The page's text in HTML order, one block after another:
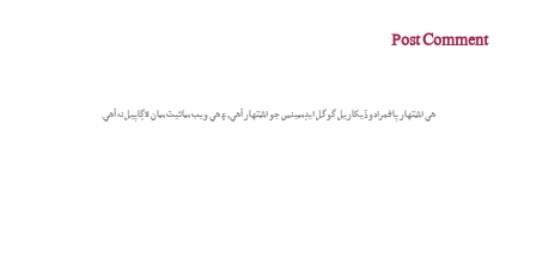
هي اشتهار پاڻمرادو ڏيکاريل گوگل ايڊسينس جو اشتهار آهي، ۽ هي ويب سائيٽ سان لاڳاپيل نه آهي.